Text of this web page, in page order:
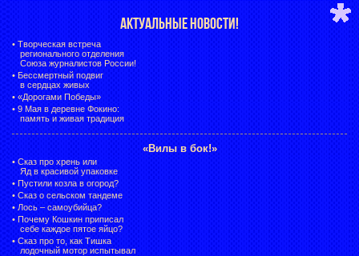
АКТУАЛЬНЫЕ НОВОСТИ!
• Творческая встреча
регионального отделения
Союза журналистов России!
• Бессмертный подвиг
в сердцах живых
• «Дорогами Победы»
• 9 Мая в деревне Фокино:
память и живая традиция
«Вилы в бок!»
• Сказ про хрень или
Яд в красивой упаковке
• Пустили козла в огород?
• Сказ о сельском тандеме
• Лось – самоубийца?
• Почему Кошкин приписал
себе каждое пятое яйцо?
• Сказ про то, как Тишка
лодочный мотор испытывал